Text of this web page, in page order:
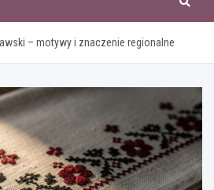
– motywy i znaczenie regionalne